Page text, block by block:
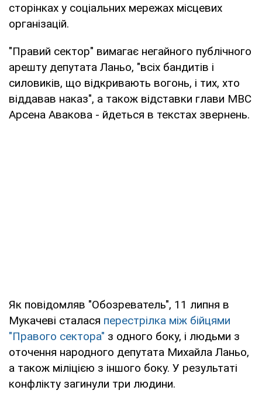
сторінках у соціальних мережах місцевих
організацій.
"Правий сектор" вимагає негайного публічного
арешту депутата Ланьо, "всіх бандитів і
силовиків, що відкривають вогонь, і тих, хто
віддавав наказ", а також відставки глави МВС
Арсена Авакова - йдеться в текстах звернень.
Як повідомляв "Обозреватель", 11 липня в
Мукачеві сталася перестрілка між бійцями
"Правого сектора" з одного боку, і людьми з
оточення народного депутата Михайла Ланьо,
а також міліцією з іншого боку. У результаті
конфлікту загинули три людини.